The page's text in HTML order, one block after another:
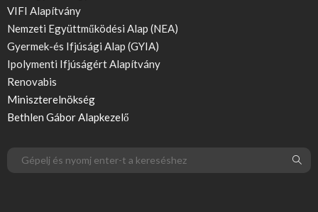
VIFI Alapítvány
Nemzeti Együttműködési Alap (NEA)
Gyermek-és Ifjúsági Alap (GYIA)
Ipolymenti Ifjúságért Alapítvány
Renovabis
Miniszterelnökség
Bethlen Gábor Alapkezelő